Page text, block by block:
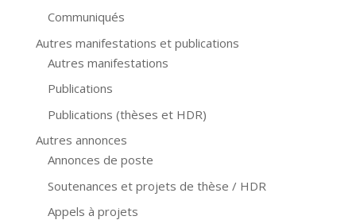
Communiqués
Autres manifestations et publications
Autres manifestations
Publications
Publications (thèses et HDR)
Autres annonces
Annonces de poste
Soutenances et projets de thèse / HDR
Appels à projets